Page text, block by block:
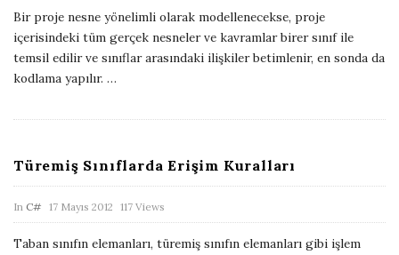
b
i
h
a
e
Bir proje nesne yönelimli olarak modellenecekse, proje
içerisindeki tüm gerçek nesneler ve kavramlar birer sınıf ile
temsil edilir ve sınıflar arasındaki ilişkiler betimlenir, en sonda da
kodlama yapılır. …
Türemiş Sınıflarda Erişim Kuralları
In C# P
17 Mayıs 2012 117 Views
Taban sınıfın elemanları, türemiş sınıfın elemanları gibi işlem